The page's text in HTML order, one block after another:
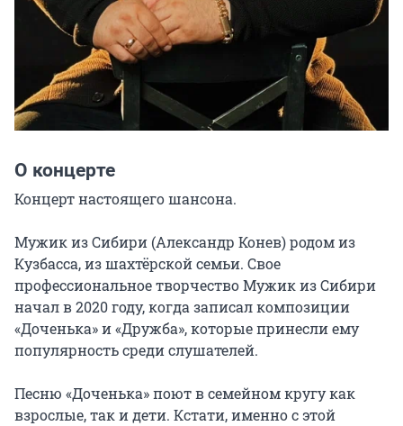
О концерте
Концерт настоящего шансона.
Мужик из Сибири (Александр Конев) родом из
Кузбасса, из шахтёрской семьи. Свое
профессиональное творчество Мужик из Сибири
начал в 2020 году, когда записал композиции
«Доченька» и «Дружба», которые принесли ему
популярность среди слушателей.
Песню «Доченька» поют в семейном кругу как
взрослые, так и дети. Кстати, именно с этой